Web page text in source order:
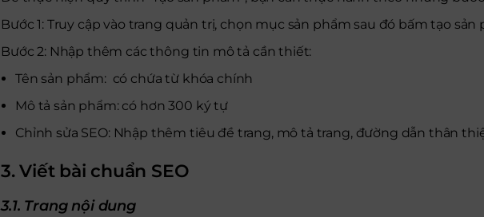
Bước 1: Truy cập vào trang quản trị, chọn mục sản phẩm sau đó bấm tạo sản
Bước 2: Nhập thêm các thông tin mô tả cần thiết:
Tên sản phẩm: có chứa từ khóa chính
Mô tả sản phẩm: có hơn 300 ký tự
Chỉnh sửa SEO: Nhập thêm tiêu đề trang, mô tả trang, đường dẫn thân
3. Viết bài chuẩn SEO
3.1. Trang nội dung